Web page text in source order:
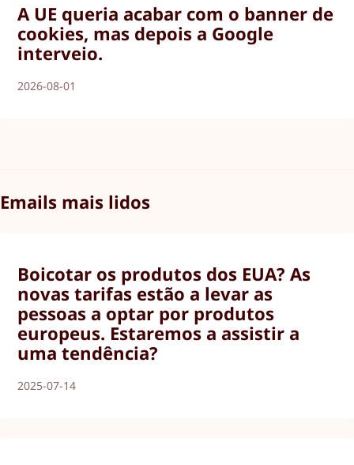
A UE queria acabar com o banner de
cookies, mas depois a Google
interveio.
2026-08-01
Emails mais lidos
Boicotar os produtos dos EUA? As
novas tarifas estão a levar as
pessoas a optar por produtos
europeus. Estaremos a assistir a
uma tendência?
2025-07-14